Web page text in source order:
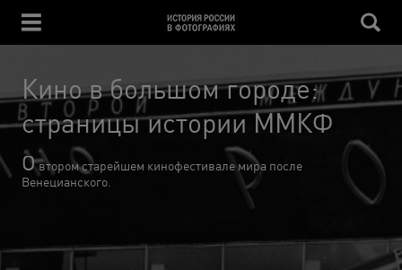
Кино в большом городе:
страницы истории ММКФ
Овтором старейшем кинофестивале мира после
Венецианского.